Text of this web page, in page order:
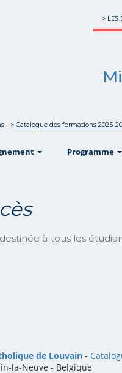
> LES
> Catalogue des formations 2025-
Programme
à tous les
de Louvain -
la-Neuve - Belgique